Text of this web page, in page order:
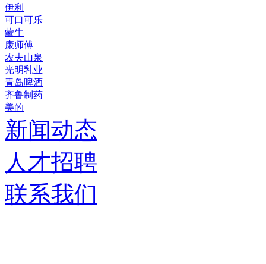
伊利
可口可乐
蒙牛
康师傅
农夫山泉
光明乳业
青岛啤酒
齐鲁制药
美的
新闻动态
人才招聘
联系我们